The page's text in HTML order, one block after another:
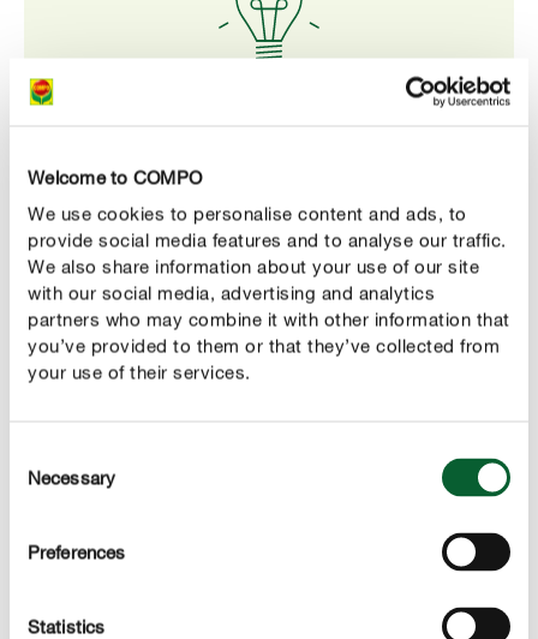
Welcome to COMPO
We use cookies to personalise content and ads, to
provide social media features and to analyse our traffic.
We also share information about your use of our site
with our social media, advertising and analytics
partners who may combine it with other information that
you’ve provided to them or that they’ve collected from
your use of their services.
Selection
Necessary
Preferences
Statistics
Une taille régulière au cours des mois d’été stimule la
pointes, car seules les pousses latérales donnent
naissance à de belles fleurs.
À floraison luxuriante, arrosage abondant. Il faut arroser
régulièrement les pois de senteur
de juin à septembre
stagnante, car ils sont sensibles aux maladies